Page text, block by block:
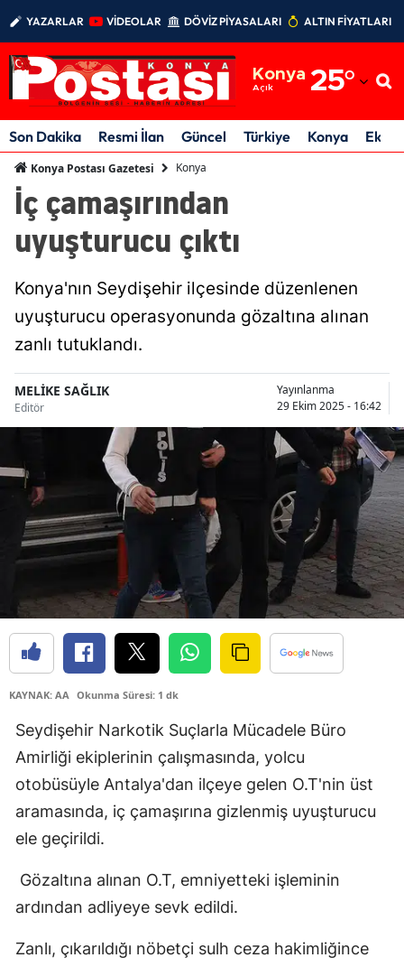
YAZARLAR VİDEOLAR DÖVİZ PİYASALARI ALTIN FİYATLARI
Konya
Açık 25°
Adıyaman
Afyonkarahisar
Artvin
Balıkesir
Bilecik
Bingöl
Bitlis
Bolu
Burdur
Bursa
Çanakkale
Çorum
Denizli
Diyarbakır
Erzurum
Son Dakika Resmi İlan Güncel Türkiye Konya
Konya Postası Gazetesi Konya
İç çamaşırından
uyuşturucu çıktı
Konya'nın Seydişehir ilçesinde düzenlenen
uyuşturucu operasyonunda gözaltına alınan
zanlı tutuklandı.
MELİKE SAĞLIK
Editör
Yayınlanma
29 Ekim 2025 - 16:42
KAYNAK: AA Okunma Süresi: 1 dk
Seydişehir Narkotik Suçlarla Mücadele Büro
Amirliği ekiplerinin çalışmasında, yolcu
otobüsüyle Antalya'dan ilçeye gelen O.T'nin üst
aramasında, iç çamaşırına gizlenmiş uyuşturucu
ele geçirildi.
Gözaltına alınan O.T, emniyetteki işleminin
ardından adliyeye sevk edildi.
Zanlı, çıkarıldığı nöbetçi sulh ceza hakimliğince